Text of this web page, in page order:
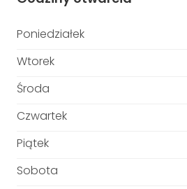
Poniedziałek
Wtorek
Środa
Czwartek
Piątek
Sobota